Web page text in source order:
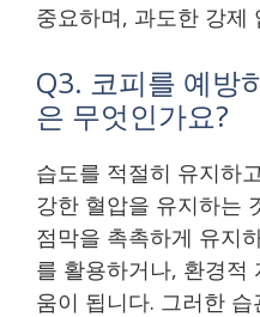
중요하며, 과도한 강제
Q3. 코피를 예방
은 무엇인가요?
습도를 적절히 유지하
강한 혈압을 유지하는
점막을 촉촉하게 유지
를 활용하거나, 환경적
움이 됩니다. 그러한